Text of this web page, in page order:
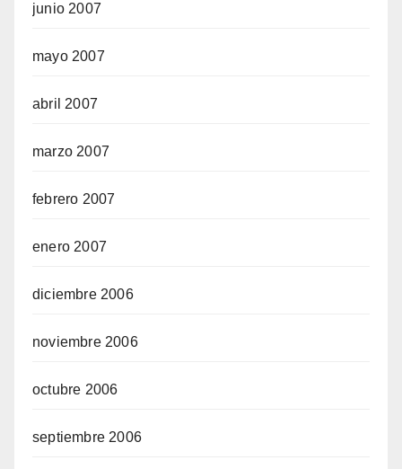
junio 2007
mayo 2007
abril 2007
marzo 2007
febrero 2007
enero 2007
diciembre 2006
noviembre 2006
octubre 2006
septiembre 2006